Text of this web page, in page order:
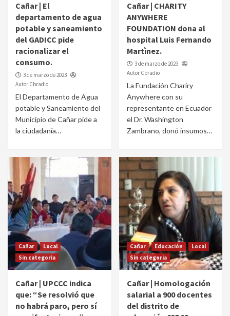
Cañar | El
departamento de agua
potable y saneamiento
del GADICC pide
racionalizar el
consumo.
3 de marzo de 2023
Autor Cbradio
El Departamento de Agua
potable y Saneamiento del
Municipio de Cañar pide a
la ciudadanía…
Cañar | CHARITY
ANYWHERE
FOUNDATION dona al
hospital Luis Fernando
Martìnez.
3 de marzo de 2023
Autor Cbradio
La Fundación Chariry
Anywhere con su
representante en Ecuador
el Dr. Washington
Zambrano, donó insumos…
Cañar
Local
Sin categoria
Cañar | UPCCC indica
que: “Se resolvió que
no habrá paro, pero sí
Cañar Educación
Local
Sin categoria
Cañar | Homologación
salarial a 900 docentes
del distrito de